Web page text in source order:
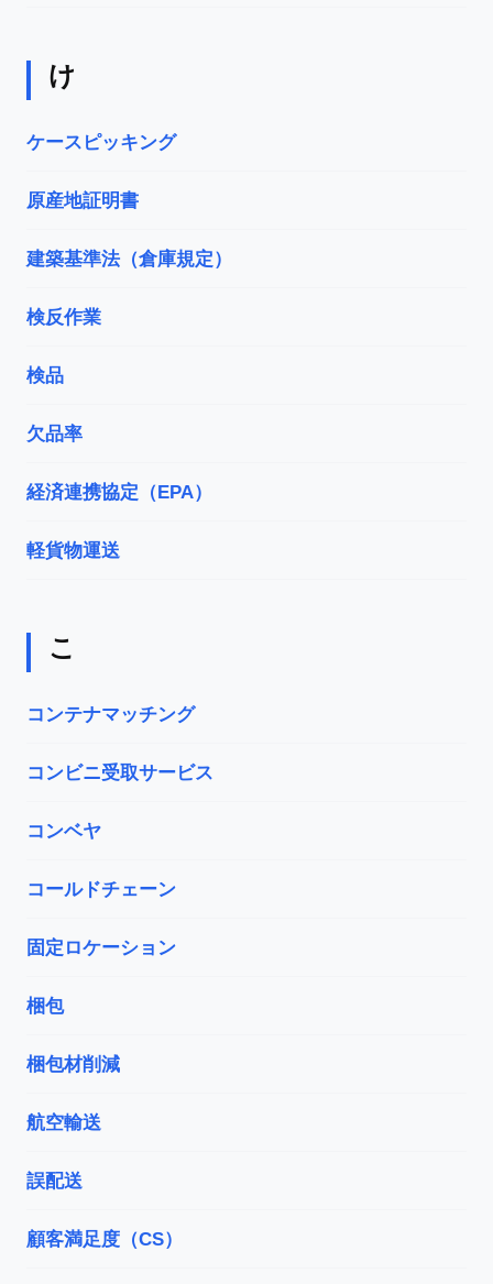
け
ケースピッキング
原産地証明書
建築基準法（倉庫規定）
検反作業
検品
欠品率
経済連携協定（EPA）
軽貨物運送
こ
コンテナマッチング
コンビニ受取サービス
コンベヤ
コールドチェーン
固定ロケーション
梱包
梱包材削減
航空輸送
誤配送
顧客満足度（CS）